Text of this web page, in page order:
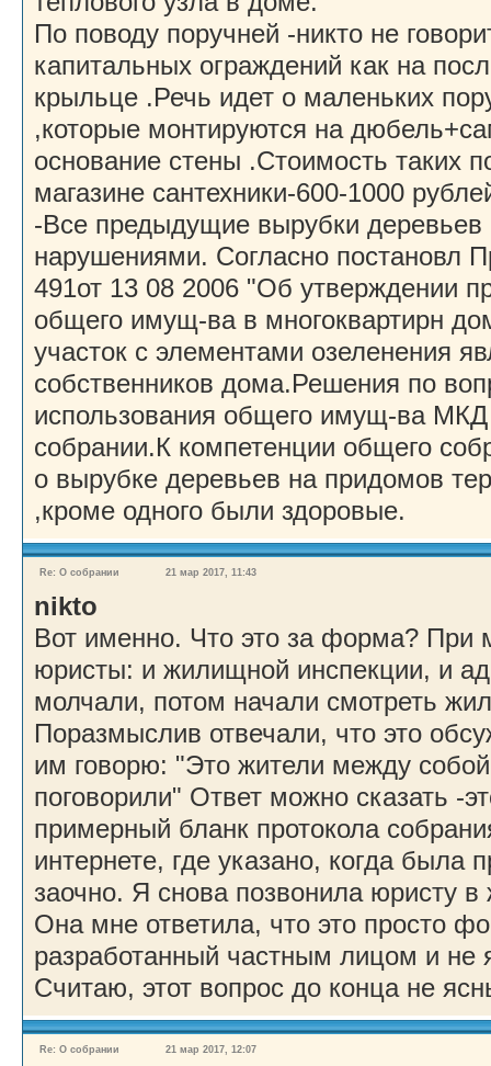
По поводу поручней -никто не
капитальных ограждений как на
крыльце .Речь идет о маленьких
,которые монтируются на
основание стены .Стоимость таких
магазине сантехники-600-1000
-Все предыдущие вырубки
нарушениями. Согласно постановл
491от 13 08 2006 "Об утверждении
общего имущ-ва в многоквартирн
участок с элементами озеленения
собственников дома.Решения по
использования общего имущ-ва
собрании.К компетенции общего
о вырубке деревьев на придомов
,кроме одного были здоровые.
Re: О собрании 21 мар 2017, 11:43
nikto
Вот именно. Что это за форма? При
юристы: и жилищной инспекции, и
молчали, потом начали смотреть
Поразмыслив отвечали, что это
им говорю: "Это жители между
поговорили" Ответ можно сказать -
примерный бланк протокола
интернете, где указано, когда была
заочно. Я снова позвонила юристу
Она мне ответила, что это просто
разработанный частным лицом и не
Считаю, этот вопрос до конца не
Re: О собрании 21 мар 2017, 12:07